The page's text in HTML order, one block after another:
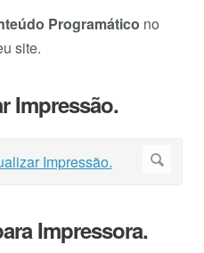
Programático no
site.
Impressão.
Impressora.